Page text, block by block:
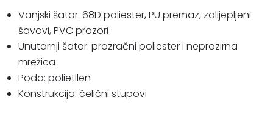
Vanjski šator: 68D poliester, PU premaz, zalijepljeni
šavovi, PVC prozori
Unutarnji šator: prozračni poliester i neprozirna
mrežica
Poda: polietilen
Konstrukcija: čelični stupovi